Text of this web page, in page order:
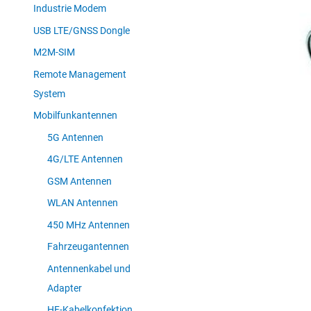
Industrie Modem
USB LTE/GNSS Dongle
M2M-SIM
Remote Management
System
Mobilfunkantennen
5G Antennen
4G/LTE Antennen
GSM Antennen
WLAN Antennen
450 MHz Antennen
Fahrzeugantennen
Antennenkabel und
Adapter